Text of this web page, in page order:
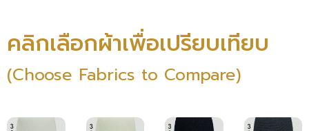
คลิกเลือกผ้าเพื่อเปรียบเทียบ
(Choose Fabrics to Compare)